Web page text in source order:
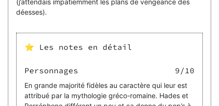
(j’attendais impatiemment les plans de vengeance des
déesses).
⭐ Les notes en détail
Personnages 9/10
En grande majorité fidèles au caractère qui leur est
attribué par la mythologie gréco-romaine. Hades et